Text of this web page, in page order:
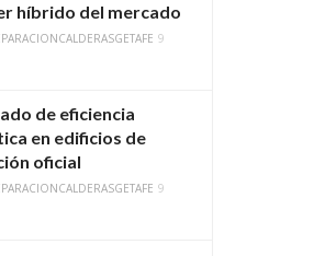
híbrido del mercado
9
de eficiencia
en edificios de
oficial
9